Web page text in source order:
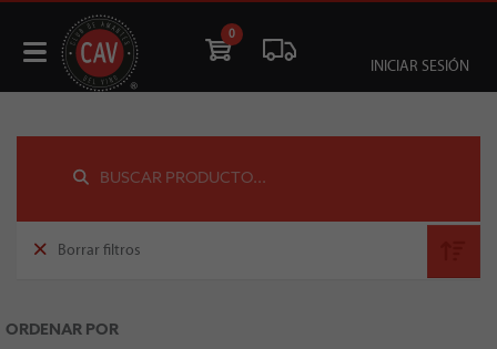
0
INICIAR SESIÓN
Borrar filtros
ORDENAR POR